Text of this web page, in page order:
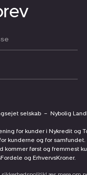
selskab – Nybolig
for kunder i Nykredit og
kunderne og for samfundet.
kommer først og fremmest
og ErhvervsKroner.